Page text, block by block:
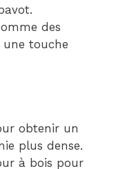
des
touche
obtenir un
plus dense.
à bois pour